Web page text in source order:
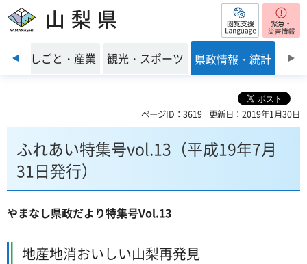
山梨県 閲覧支援
前のスライドを表示
境 しごと・産業 観光・スポーツ 県政情報・統計
ページID：3619 更新日：2019年1月30日
ふれあい特集号vol.13（平成19年7月
31日発行）
やまなし県政だより特集号Vol.13
地産地消おいしい山梨再発見